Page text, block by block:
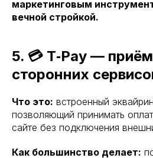
маркетинговым
вечной стройкой.
5. 💳 T‑Pay —
сторонних
Что это: встроенный
позволяющий принимать
сайте без подключения
Как большинство делает: